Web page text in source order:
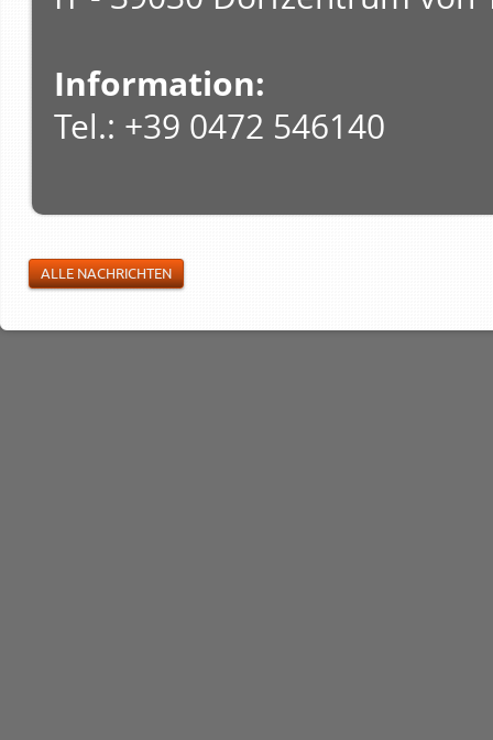
Information:
Tel.: +39 0472 546140
ALLE NACHRICHTEN